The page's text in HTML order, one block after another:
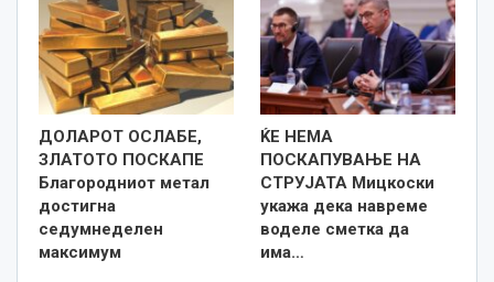
ДОЛАРОТ ОСЛАБЕ,
ЗЛАТОТО ПОСКАПЕ
Благородниот метал
достигна
седумнеделен
максимум
ЌЕ НЕМА
ПОСКАПУВАЊЕ НА
СТРУЈАТА Мицкоски
укажа дека навреме
воделе сметка да
има…